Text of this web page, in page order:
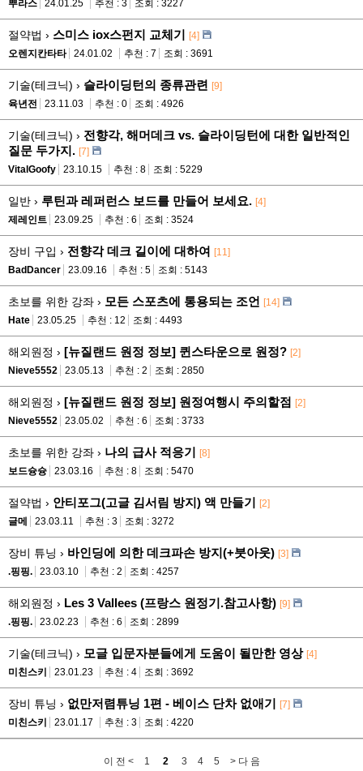
뿌라스
24.01.25 추천 : 3 조회 : 3227
절약법 › 스미스 iox스펀지 교체기 [4]
오렌지칸타타
24.01.02 추천 : 7 조회 : 3691
기술(테크닉) › 슬라이딩턴의 종류관련 [9]
육년전
23.11.03 추천 : 0 조회 : 4926
기술(테크닉) › 전향각, 해머데크 vs. 슬라이딩턴에 대한 일반적인
질문 두가지. [7]
VitalGoofy
23.10.15 추천 : 8 조회 : 5229
일반 › 루틴과 레퍼런스 보드를 만들어 보세요. [4]
제레인트
23.09.25 추천 : 6 조회 : 3524
장비 구입 › 전향각 데크 길이에 대하여 [11]
BadDancer
23.09.16 추천 : 5 조회 : 5143
초보를 위한 강좌 › 모든 스포츠에 통용되는 조언 [14]
Hate
23.05.25 추천 : 12 조회 : 4493
해외원정 › [뉴질랜드 원정 정보] 퀸스타운으로 원정? [2]
Nieve5552
23.05.13 추천 : 2 조회 : 2850
해외원정 › [뉴질랜드 원정 정보] 원정여행시 주의할점 [2]
Nieve5552
23.05.02 추천 : 6 조회 : 3733
초보를 위한 강좌 › 나의 급사 적응기 [8]
보드슝슝
23.03.16 추천 : 8 조회 : 5470
절약법 › 안티포그(고글 김서림 방지) 액 만들기 [2]
글메
23.03.11 추천 : 3 조회 : 3272
장비 튜닝 › 바인딩에 의한 데크파손 방지(+붓아웃) [3]
.핑핑.
23.03.10 추천 : 2 조회 : 4257
해외원정 › Les 3 Vallees (프랑스 원정기.참고사항) [9]
.핑핑.
23.02.23 추천 : 6 조회 : 2899
기술(테크닉) › 모글 입문자분들에게 도움이 될만한 영상 [4]
미친스키
23.01.23 추천 : 4 조회 : 3692
장비 튜닝 › 없만저렴튜닝 1편 - 베이스 단차 없애기 [7]
미친스키
23.01.17 추천 : 3 조회 : 4220
이 전 < 1 2 3 4 5 > 다 음